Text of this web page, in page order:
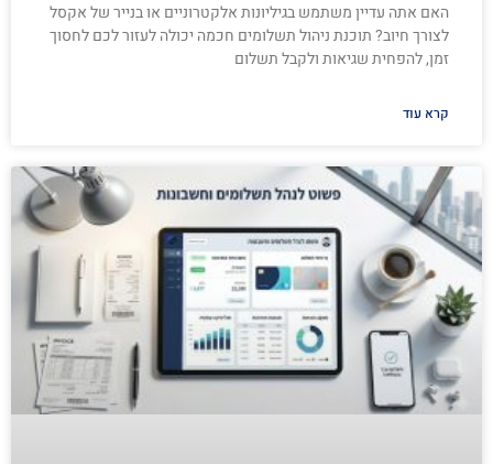
האם אתה עדיין משתמש בגיליונות אלקטרוניים או בנייר של אקסל
לצורך חיוב? תוכנת ניהול תשלומים חכמה יכולה לעזור לכם לחסוך
זמן, להפחית שגיאות ולקבל תשלום
קרא עוד